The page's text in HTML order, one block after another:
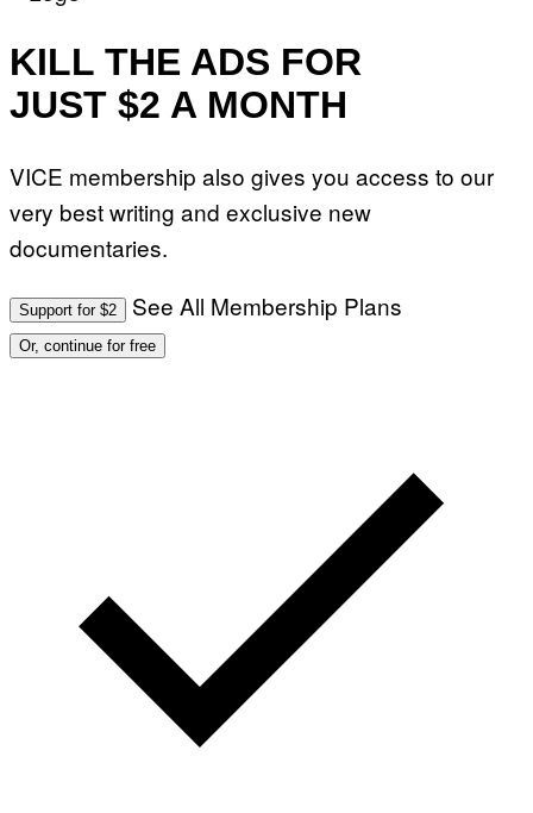
KILL THE ADS FOR
JUST $2 A MONTH
VICE membership also gives you access to our
very best writing and exclusive new
documentaries.
Support for $2 See All Membership Plans
Or, continue for free